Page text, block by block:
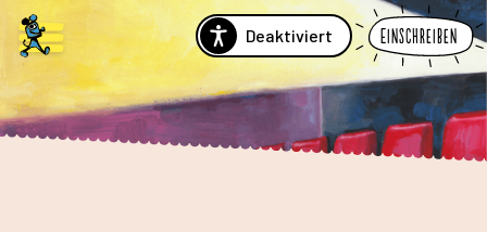
Deaktiviert Einschreiben